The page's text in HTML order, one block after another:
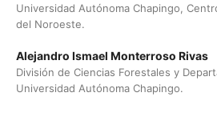
Universidad Autónoma Chapingo,
del Noroeste.
Alejandro Ismael Monterroso Rivas
División de Ciencias Forestales y
Universidad Autónoma Chapingo.